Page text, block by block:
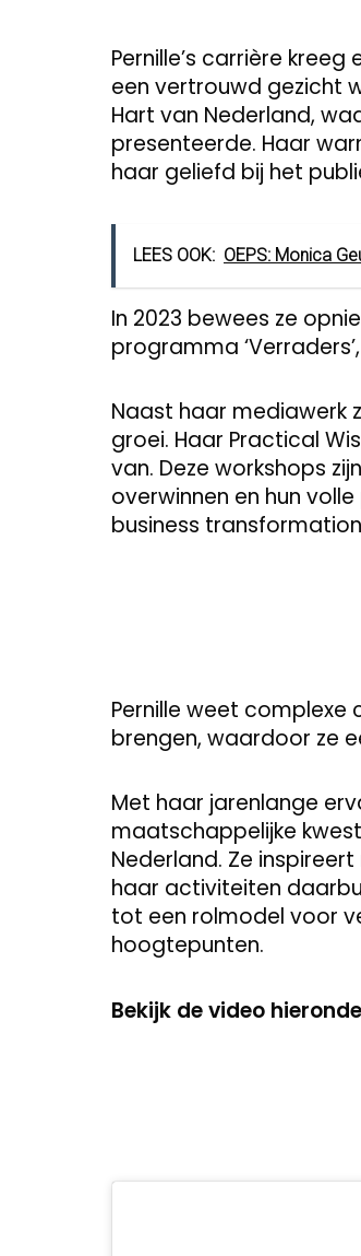
Pernille’s carrière
een vertrouwd gezicht
Hart van Nederland,
presenteerde. Haar
haar geliefd bij het
LEES OOK: OEPS: Monica
In 2023 bewees ze
programma
Naast haar mediawerk
groei. Haar Practical
van. Deze workshops
overwinnen en hun
business
Pernille weet
brengen, waardoor ze
Met haar jarenlange
maatschappelijke
Nederland. Ze
haar activiteiten
tot een rolmodel voor
hoogtepunten.
Bekijk de video